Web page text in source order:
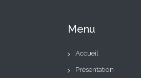
Menu
Accueil
Présentation